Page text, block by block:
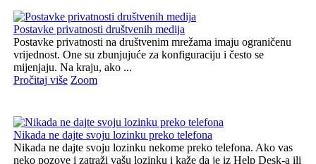
Postavke privatnosti društvenih medija
Postavke privatnosti na društvenim mrežama imaju ograničenu
vrijednost. One su zbunjujuće za konfiguraciju i često se
mijenjaju. Na kraju, ako ...
Pročitaj više Zoom
Nikada ne dajte svoju lozinku preko telefona
Nikada ne dajte svoju lozinku nekome preko telefona. Ako vas
neko pozove i zatraži vašu lozinku i kaže da je iz Help Desk-a ili